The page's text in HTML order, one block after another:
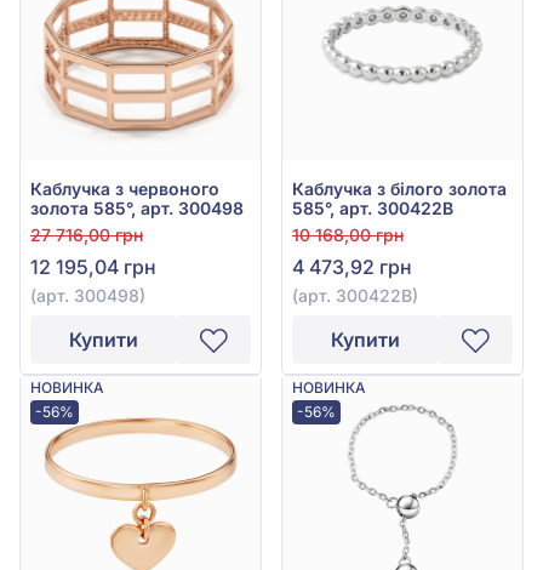
Каблучка з червоного
золота 585°, арт. 300498
27 716,00 грн
12 195,04 грн
(арт. 300498)
Купити
Каблучка з білого золота
585°, арт. 300422В
10 168,00 грн
4 473,92 грн
(арт. 300422В)
Купити
НОВИНКА
-56%
НОВИНКА
-56%